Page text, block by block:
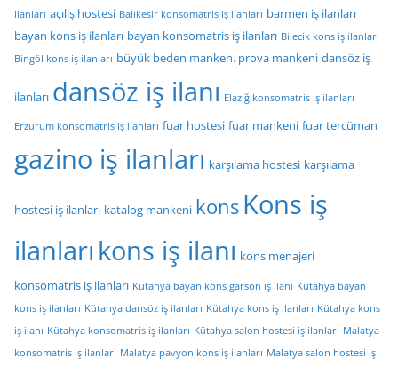
ilanları açılış hostesi Balıkesir konsomatris iş ilanları barmen iş ilanları
bayan kons iş ilanları bayan konsomatris iş ilanları Bilecik kons iş ilanları
Bingöl kons iş ilanları büyük beden manken. prova mankeni dansöz iş
ilanları dansöz iş ilanı Elazığ konsomatris iş ilanları
Erzurum konsomatris iş ilanları fuar hostesi fuar mankeni fuar tercüman
gazino iş ilanları karşılama hostesi karşılama
hostesi iş ilanları katalog mankeni kons Kons iş
ilanları kons iş ilanı kons menajeri
konsomatris iş ilanları Kütahya bayan kons garson iş ilanı Kütahya bayan
kons iş ilanları Kütahya dansöz iş ilanları Kütahya kons iş ilanları Kütahya kons
iş ilanı Kütahya konsomatris iş ilanları Kütahya salon hostesi iş ilanları Malatya
konsomatris iş ilanları Malatya pavyon kons iş ilanları Malatya salon hostesi iş